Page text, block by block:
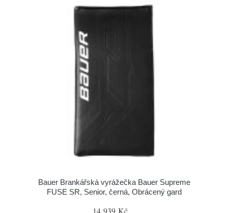
Bauer Brankářská vyrážečka Bauer Supreme
FUSE SR, Senior, černá, Obrácený gard
14 939 Kč